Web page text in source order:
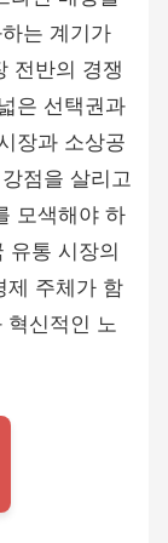
는 계기가
전반의 경쟁
은 선택권과
장과 소상공
점을 살리고
모색해야 하
유통 시장의
제 주체가 함
혁신적인 노